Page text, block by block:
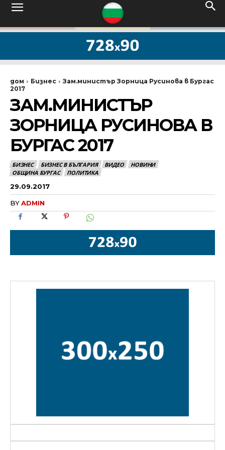
дом Бизнес
Зам.министър Зорница Русинова в Бургас
2017
ЗАМ.МИНИСТЪР
ЗОРНИЦА РУСИНОВА В
БУРГАС 2017
БИЗНЕС БИЗНЕС В БЪЛГАРИЯ ВИДЕО
НОВИНИ
ОБЩИНА БУРГАС
ПОЛИТИКА
29.09.2017
BYADMIN